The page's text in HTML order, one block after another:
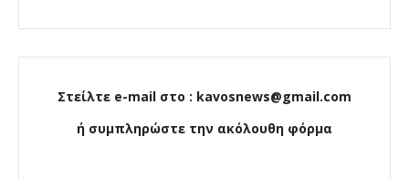
Στείλτε e-mail στο : kavosnews@gmail.com
ή συμπληρώστε την ακόλουθη φόρμα